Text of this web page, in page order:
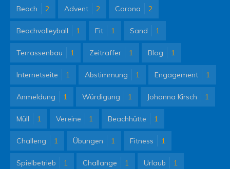
Beach 2 Advent 2 Corona 2
Beachvolleyball 1 Fit 1 Sand 1
Terrassenbau 1 Zeitraffer 1 Blog 1
Internetseite 1 Abstimmung 1 Engagement 1
Anmeldung 1 Würdigung 1 Johanna Kirsch 1
Müll 1 Vereine 1 Beachhütte 1
Challeng 1 Übungen 1 Fitness 1
Spielbetrieb 1 Challange 1 Urlaub 1